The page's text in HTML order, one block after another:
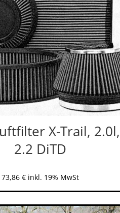
X-Trail, 2.0l,
2.2 DiTD
73,86 € inkl. 19% MwSt